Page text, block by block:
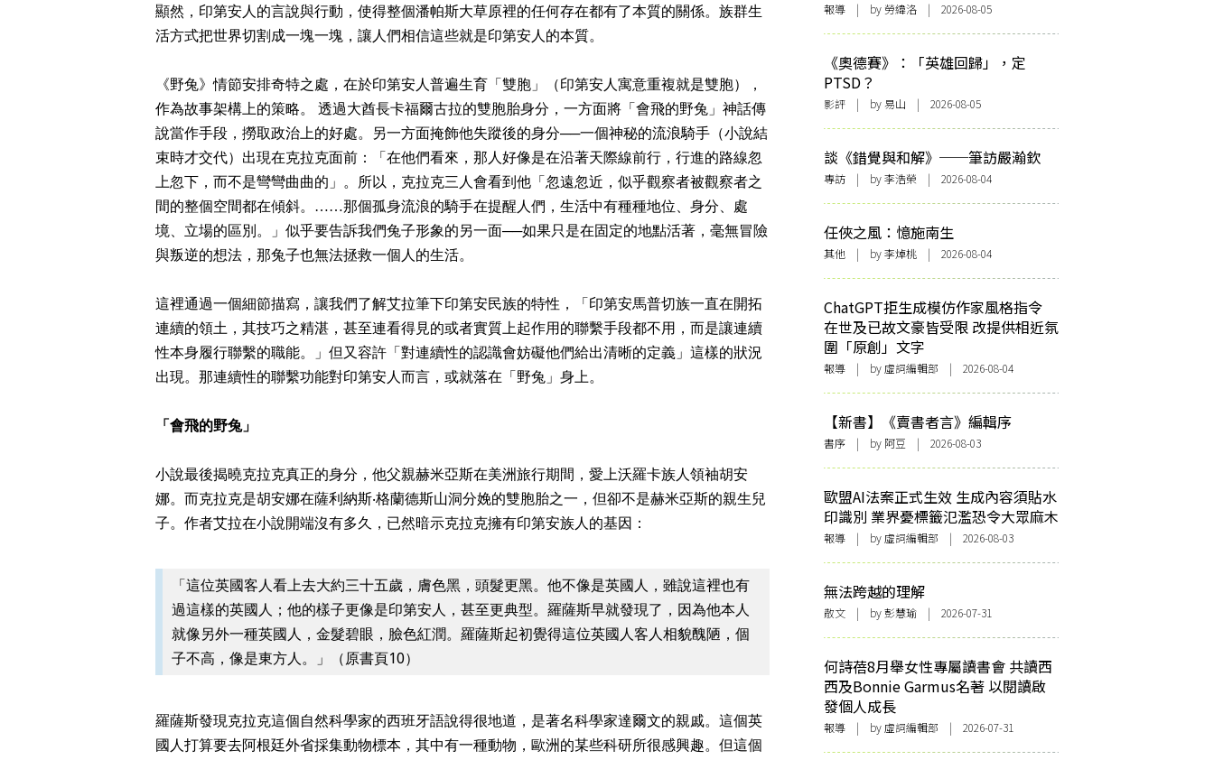
顯然，印第安人的言說與行動，使得整個潘帕斯大草原裡的任何存在都有了本質的關係。族群生
活方式把世界切割成一塊一塊，讓人們相信這些就是印第安人的本質。
《野兔》情節安排奇特之處，在於印第安人普遍生育「雙胞」（印第安人寓意重複就是雙胞），
作為故事架構上的策略。 透過大酋長卡福爾古拉的雙胞胎身分，一方面將「會飛的野兔」神話傳
說當作手段，撈取政治上的好處。另一方面掩飾他失蹤後的身分──一個神秘的流浪騎手（小說結
束時才交代）出現在克拉克面前：「在他們看來，那人好像是在沿著天際線前行，行進的路線忽
上忽下，而不是彎彎曲曲的」。所以，克拉克三人會看到他「忽遠忽近，似乎觀察者被觀察者之
間的整個空間都在傾斜。……那個孤身流浪的騎手在提醒人們，生活中有種種地位、身分、處
境、立場的區別。」似乎要告訴我們兔子形象的另一面──如果只是在固定的地點活著，毫無冒險
與叛逆的想法，那兔子也無法拯救一個人的生活。
這裡通過一個細節描寫，讓我們了解艾拉筆下印第安民族的特性，「印第安馬普切族一直在開拓
連續的領土，其技巧之精湛，甚至連看得見的或者實質上起作用的聯繫手段都不用，而是讓連續
性本身履行聯繫的職能。」但又容許「對連續性的認識會妨礙他們給出清晰的定義」這樣的狀況
出現。那連續性的聯繫功能對印第安人而言，或就落在「野兔」身上。
「會飛的野兔」
小說最後揭曉克拉克真正的身分，他父親赫米亞斯在美洲旅行期間，愛上沃羅卡族人領袖胡安
娜。而克拉克是胡安娜在薩利納斯‧格蘭德斯山洞分娩的雙胞胎之一，但卻不是赫米亞斯的親生兒
子。作者艾拉在小說開端沒有多久，已然暗示克拉克擁有印第安族人的基因：
「這位英國客人看上去大約三十五歲，膚色黑，頭髮更黑。他不像是英國人，雖說這裡也有
過這樣的英國人；他的樣子更像是印第安人，甚至更典型。羅薩斯早就發現了，因為他本人
就像另外一種英國人，金髮碧眼，臉色紅潤。羅薩斯起初覺得這位英國人客人相貌醜陋，個
子不高，像是東方人。」（原書頁10）
羅薩斯發現克拉克這個自然科學家的西班牙語說得很地道，是著名科學家達爾文的親戚。這個英
國人打算要去阿根廷外省採集動物標本，其中有一種動物，歐洲的某些科研所很感興趣。但這個
報導 | by 勞緯洛 | 2026-08-05
《奧德賽》：「英雄回歸」，定
PTSD？
影評 | by 易山 | 2026-08-05
談《錯覺與和解》──筆訪嚴瀚欽
專訪 | by 李浩榮 | 2026-08-04
任俠之風：憶施南生
其他 | by 李焯桃 | 2026-08-04
ChatGPT拒生成模仿作家風格指令
在世及已故文豪皆受限 改提供相近氛
圍「原創」文字
報導 | by 虛詞編輯部 | 2026-08-04
【新書】《賣書者言》編輯序
書序 | by 阿豆 | 2026-08-03
歐盟AI法案正式生效 生成內容須貼水
印識別 業界憂標籤氾濫恐令大眾麻木
報導 | by 虛詞編輯部 | 2026-08-03
無法跨越的理解
散文 | by 彭慧瑜 | 2026-07-31
何詩蓓8月舉女性專屬讀書會 共讀西
西及Bonnie Garmus名著 以閱讀啟
發個人成長
報導 | by 虛詞編輯部 | 2026-07-31